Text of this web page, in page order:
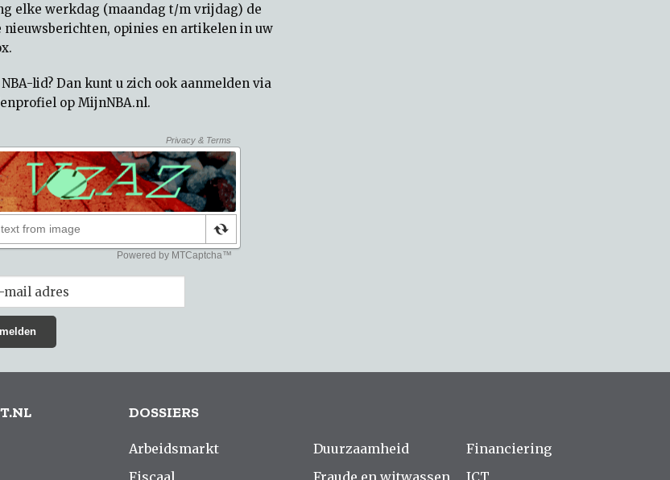
elke werkdag (maandag t/m vrijdag) de
nieuwsberichten, opinies en artikelen in uw
lid? Dan kunt u zich ook aanmelden via
op MijnNBA.nl.
DOSSIERS
Arbeidsmarkt
Fiscaal
Duurzaamheid
Fraude en witwassen
Financiering
ICT